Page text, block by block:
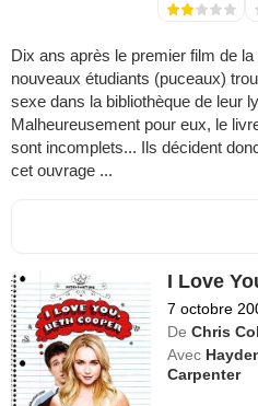
Dix ans après le premier film de
nouveaux étudiants (puceaux)
sexe dans la bibliothèque de leur
Malheureusement pour eux, le
sont incomplets... Ils décident
cet ouvrage ...
I Love
7 octobre
De Chris
Avec
Carpenter